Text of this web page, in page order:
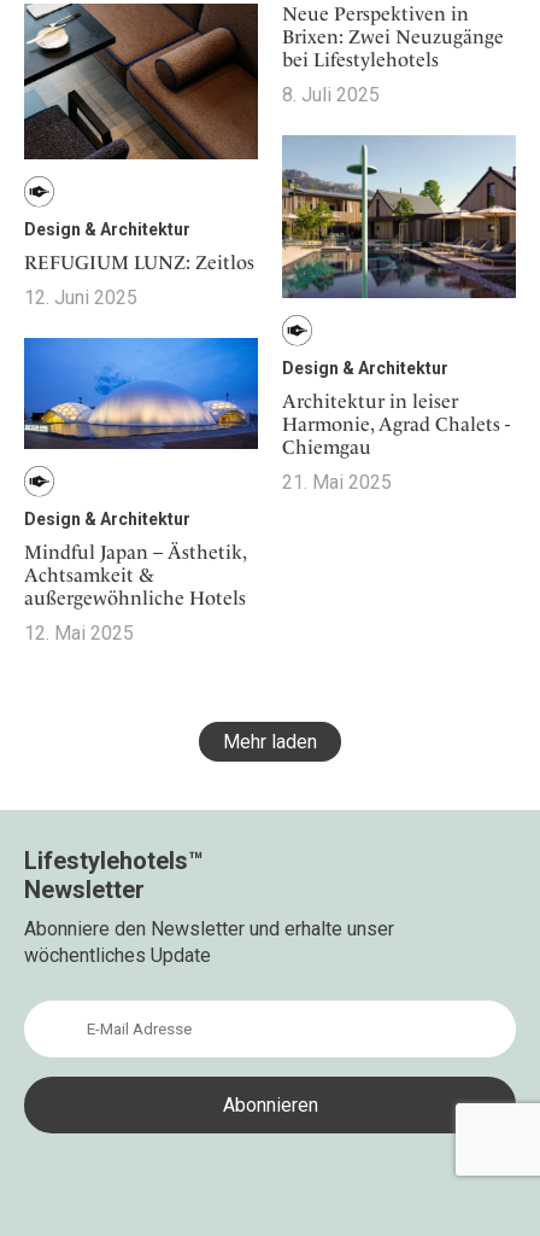
Neue Perspektiven in
Brixen: Zwei Neuzugänge
bei Lifestylehotels
8. Juli 2025
Design & Architektur
REFUGIUM LUNZ: Zeitlos
12. Juni 2025
Design & Architektur
Architektur in leiser
Harmonie, Agrad Chalets -
Chiemgau
21. Mai 2025
Design & Architektur
Mindful Japan – Ästhetik,
Achtsamkeit &
außergewöhnliche Hotels
12. Mai 2025
Mehr laden
Lifestylehotels™
Newsletter
Abonniere den Newsletter und erhalte unser
wöchentliches Update